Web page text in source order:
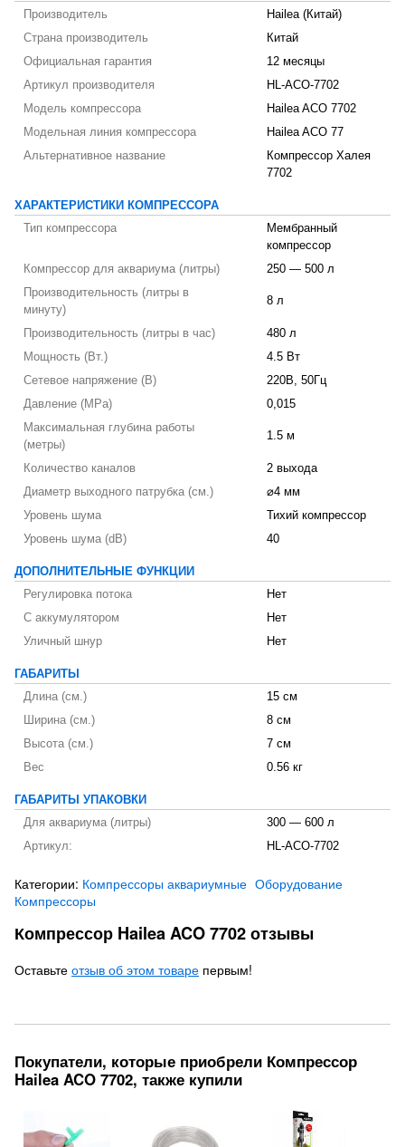
Производитель
Hailea (Китай)
Страна производитель
Китай
Официальная гарантия
12 месяцы
Артикул производителя
HL-ACO-7702
Модель компрессора
Hailea ACO 7702
Модельная линия компрессора
Hailea ACO 77
Альтернативное название
Компрессор Халея
7702
ХАРАКТЕРИСТИКИ КОМПРЕССОРА
Тип компрессора
Мембранный
компрессор
Компрессор для аквариума (литры)
250 — 500 л
Производительность (литры в
минуту)
8 л
Производительность (литры в час)
480 л
Мощность (Вт.)
4.5 Вт
Сетевое напряжение (В)
220В, 50Гц
Давление (MPa)
0,015
Максимальная глубина работы
(метры)
1.5 м
Количество каналов
2 выхода
Диаметр выходного патрубка (см.)
⌀4 мм
Уровень шума
Тихий компрессор
Уровень шума (dB)
40
ДОПОЛНИТЕЛЬНЫЕ ФУНКЦИИ
Регулировка потока
Нет
С аккумулятором
Нет
Уличный шнур
Нет
ГАБАРИТЫ
Длина (см.)
15 см
Ширина (см.)
8 см
Высота (см.)
7 см
Вес
0.56 кг
ГАБАРИТЫ УПАКОВКИ
Для аквариума (литры)
300 — 600 л
Артикул:
HL-ACO-7702
Категории: Компрессоры аквариумные Оборудование
Компрессоры
Компрессор Hailea ACO 7702 отзывы
Оставьте отзыв об этом товаре первым!
Покупатели, которые приобрели Компрессор
Hailea ACO 7702, также купили